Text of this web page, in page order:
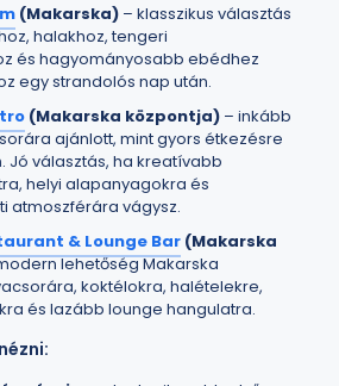
(Makarska) – klasszikus választás
halakhoz, tengeri
és hagyományosabb ebédhez
egy strandolós nap után.
(Makarska központja) – inkább
ajánlott, mint gyors étkezésre
Jó választás, ha kreatívabb
helyi alapanyagokra és
atmoszférára vágysz.
& Lounge Bar (Makarska
lehetőség Makarska
koktélokra, halételekre,
és lazább lounge hangulatra.